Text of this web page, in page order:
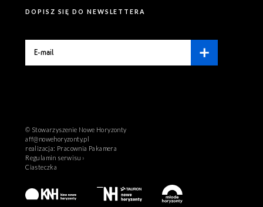
DOPISZ SIĘ DO NEWSLETTERA
© Stowarzyszenie Nowe Horyzonty
aff@nowehoryzonty.pl
realizacja: Pracownia Pakamera
Regulamin serwisu ›
Ciasteczka